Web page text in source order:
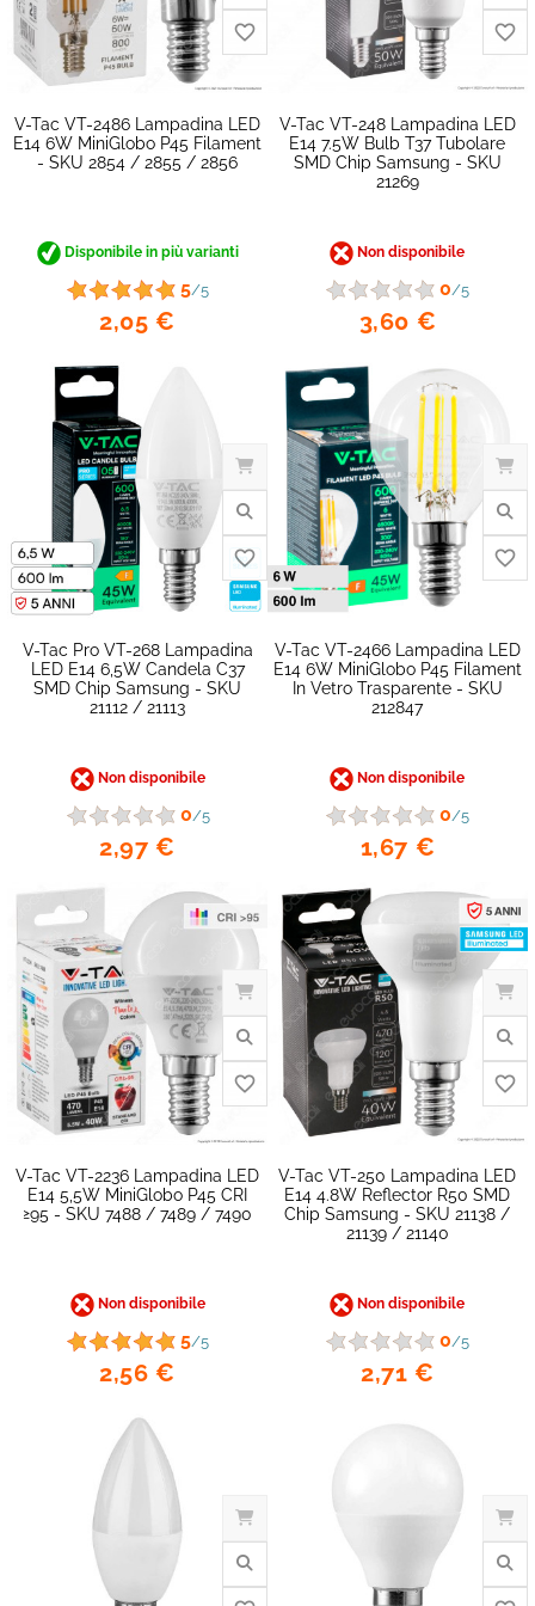
favorite_border
V-Tac VT-2486 Lampadina LED
E14 6W MiniGlobo P45 Filament
- SKU 2854 / 2855 / 2856
Disponibile in più varianti
5/5
2,05 €
V-Tac VT-248 Lampadina LED
E14 7.5W Bulb T37 Tubolare
SMD Chip Samsung - SKU
21269
Non disponibile
0/5
3,60 €
V-Tac Pro VT-268 Lampadina
LED E14 6,5W Candela C37
SMD Chip Samsung - SKU
21112 / 21113
Non disponibile
0/5
2,97 €
V-Tac VT-2466 Lampadina LED
E14 6W MiniGlobo P45 Filament
In Vetro Trasparente - SKU
212847
Non disponibile
0/5
1,67 €
V-Tac VT-2236 Lampadina LED
E14 5,5W MiniGlobo P45 CRI
≥95 - SKU 7488 / 7489 / 7490
Non disponibile
5/5
2,56 €
V-Tac VT-250 Lampadina LED
E14 4.8W Reflector R50 SMD
Chip Samsung - SKU 21138 /
21139 / 21140
Non disponibile
0/5
2,71 €